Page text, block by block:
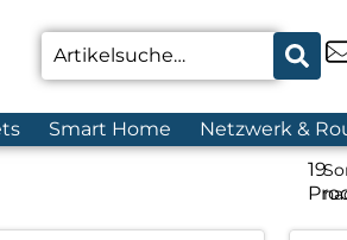
Smart Home Netzwerk &
19